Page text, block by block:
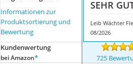
Informationen zur
Produktsortierung und
Bewertung
SEHR
08/2026
Kundenwertung
bei Amazon* 725